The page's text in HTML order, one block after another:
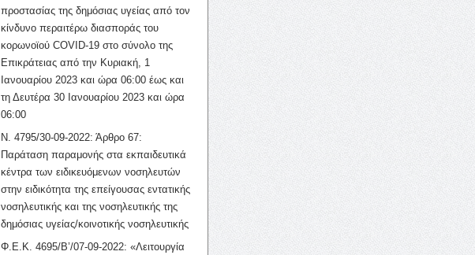
προστασίας της δημόσιας υγείας από τον
κίνδυνο περαιτέρω διασποράς του
κορωνοϊού COVID-19 στο σύνολο της
Επικράτειας από την Κυριακή, 1
Ιανουαρίου 2023 και ώρα 06:00 έως και
τη Δευτέρα 30 Ιανουαρίου 2023 και ώρα
06:00
Ν. 4795/30-09-2022: Άρθρο 67:
Παράταση παραμονής στα εκπαιδευτικά
κέντρα των ειδικευόμενων νοσηλευτών
στην ειδικότητα της επείγουσας εντατικής
νοσηλευτικής και της νοσηλευτικής της
δημόσιας υγείας/κοινοτικής νοσηλευτικής
Φ.Ε.Κ. 4695/Β’/07-09-2022: «Λειτουργία